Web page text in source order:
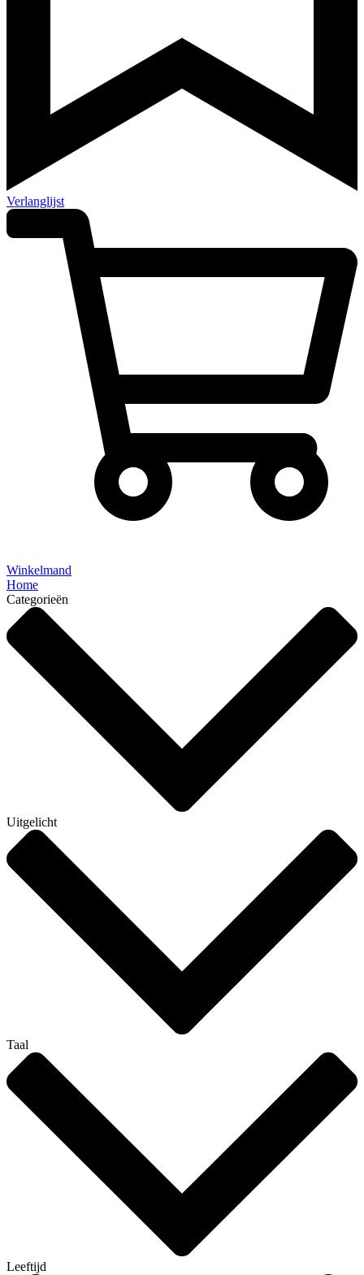
Verlanglijst
Winkelmand
Home
Categorieën
Uitgelicht
Taal
Leeftijd